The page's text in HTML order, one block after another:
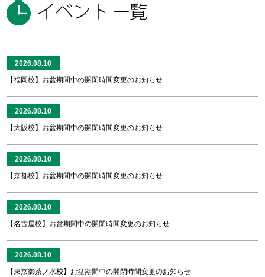
2026.08.10
【福岡校】お盆期間中の開閉時間変更のお知らせ
2026.08.10
【大阪校】お盆期間中の開閉時間変更のお知らせ
2026.08.10
【京都校】お盆期間中の開閉時間変更のお知らせ
2026.08.10
【名古屋校】お盆期間中の開閉時間変更のお知らせ
2026.08.10
【東京御茶ノ水校】お盆期間中の開閉時間変更のお知らせ